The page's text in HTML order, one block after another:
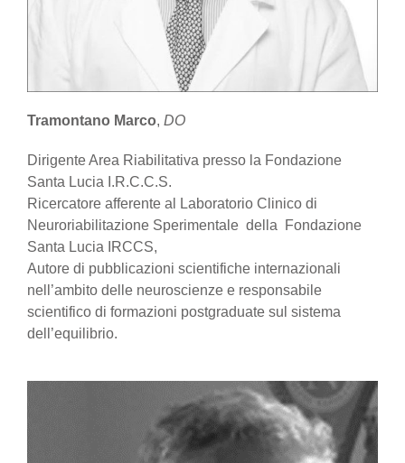
Tramontano Marco, DO
Dirigente Area Riabilitativa presso la Fondazione
Santa Lucia I.R.C.C.S.
Ricercatore afferente al Laboratorio Clinico di
Neuroriabilitazione Sperimentale della Fondazione
Santa Lucia IRCCS,
Autore di pubblicazioni scientifiche internazionali
nell’ambito delle neuroscienze e responsabile
scientifico di formazioni postgraduate sul sistema
dell’equilibrio.